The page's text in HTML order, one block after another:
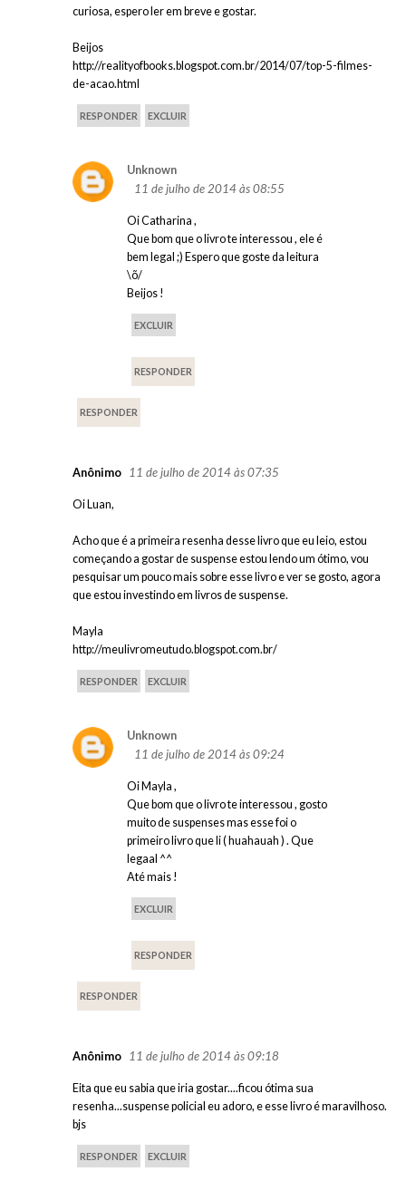
curiosa, espero ler em breve e gostar.
Beijos
http://realityofbooks.blogspot.com.br/2014/07/top-5-filmes-
de-acao.html
RESPONDER EXCLUIR
Unknown
11 de julho de 2014 às 08:55
Oi Catharina ,
Que bom que o livro te interessou , ele é
bem legal ;) Espero que goste da leitura
\õ/
Beijos !
EXCLUIR
RESPONDER
RESPONDER
Anônimo 11 de julho de 2014 às 07:35
Oi Luan,
Acho que é a primeira resenha desse livro que eu leio, estou
começando a gostar de suspense estou lendo um ótimo, vou
pesquisar um pouco mais sobre esse livro e ver se gosto, agora
que estou investindo em livros de suspense.
Mayla
http://meulivromeutudo.blogspot.com.br/
RESPONDER EXCLUIR
Unknown
11 de julho de 2014 às 09:24
Oi Mayla ,
Que bom que o livro te interessou , gosto
muito de suspenses mas esse foi o
primeiro livro que li ( huahauah ) . Que
legaal ^^
Até mais !
EXCLUIR
RESPONDER
RESPONDER
Anônimo 11 de julho de 2014 às 09:18
Eita que eu sabia que iria gostar....ficou ótima sua
resenha...suspense policial eu adoro, e esse livro é maravilhoso.
bjs
RESPONDER EXCLUIR